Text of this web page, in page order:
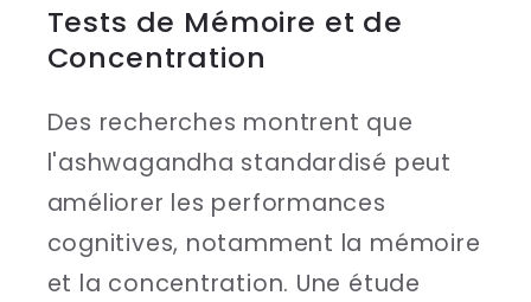
Tests de Mémoire et de
Concentration
Des recherches montrent que
l'ashwagandha standardisé peut
améliorer les performances
cognitives, notamment la mémoire
et la concentration. Une étude